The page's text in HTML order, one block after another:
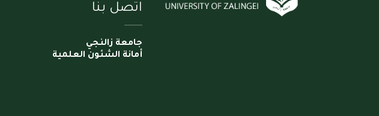
اتصل بنا
جامعة زالنجي
أمانة الشئون العلمية